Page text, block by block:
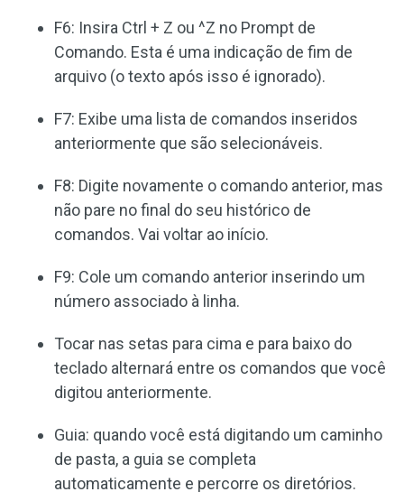
F6: Insira Ctrl + Z ou ^Z no Prompt de
Comando. Esta é uma indicação de fim de
arquivo (o texto após isso é ignorado).
F7: Exibe uma lista de comandos inseridos
anteriormente que são selecionáveis.
F8: Digite novamente o comando anterior, mas
não pare no final do seu histórico de
comandos. Vai voltar ao início.
F9: Cole um comando anterior inserindo um
número associado à linha.
Tocar nas setas para cima e para baixo do
teclado alternará entre os comandos que você
digitou anteriormente.
Guia: quando você está digitando um caminho
de pasta, a guia se completa
automaticamente e percorre os diretórios.